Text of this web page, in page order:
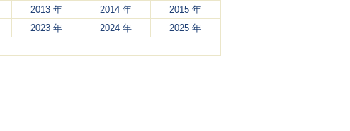
2013 年 2014 年
2015 年
2023 年 2024 年
2025 年